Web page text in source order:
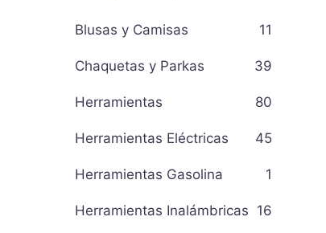
Blusas y Camisas 11
Chaquetas y Parkas 39
Herramientas 80
Herramientas Eléctricas 45
Herramientas Gasolina 1
Herramientas Inalámbricas 16